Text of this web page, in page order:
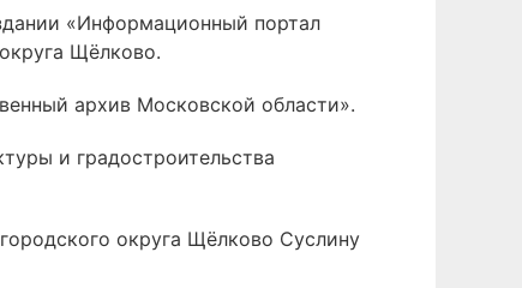
«Информационный портал
Щёлково.
архив Московской области».
и градостроительства
округа Щёлково Суслину